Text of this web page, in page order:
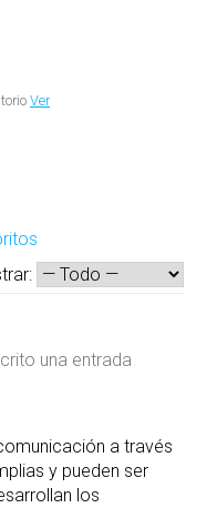
Ver
una entrada
a través
y pueden ser
los